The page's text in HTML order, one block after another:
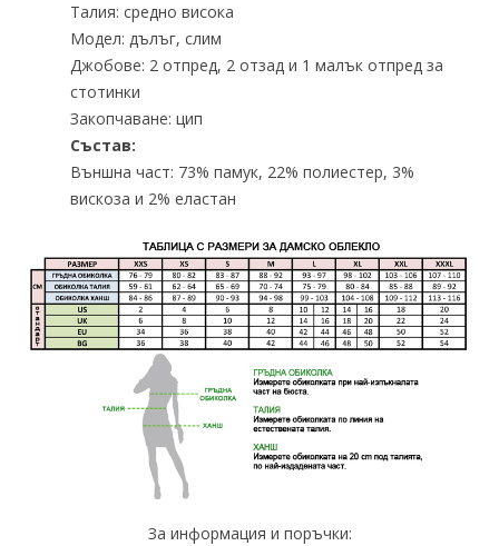
Талия: средно висока
Модел: дълъг, слим
Джобове: 2 отпред, 2 отзад и 1 малък отпред за
стотинки
Закопчаване: цип
Състав:
Външна част: 73% памук, 22% полиестер, 3%
вискоза и 2% еластан
За информация и поръчки: